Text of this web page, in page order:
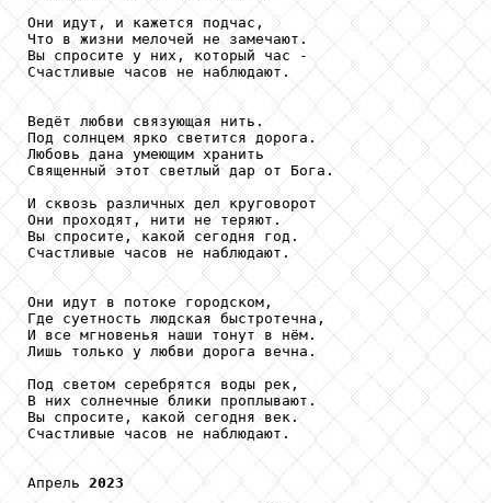
Они идут, и кажется подчас,
Что в жизни мелочей не замечают.
Вы спросите у них, который час -
Счастливые часов не наблюдают.
Ведёт любви связующая нить.
Под солнцем ярко светится дорога.
Любовь дана умеющим хранить
Священный этот светлый дар от Бога.
И сквозь различных дел круговорот
Они проходят, нити не теряют.
Вы спросите, какой сегодня год.
Счастливые часов не наблюдают.
Они идут в потоке городском,
Где суетность людская быстротечна,
И все мгновенья наши тонут в нём.
Лишь только у любви дорога вечна.
Под светом серебрятся воды рек,
В них солнечные блики проплывают.
Вы спросите, какой сегодня век.
Счастливые часов не наблюдают.
Апрель 2023